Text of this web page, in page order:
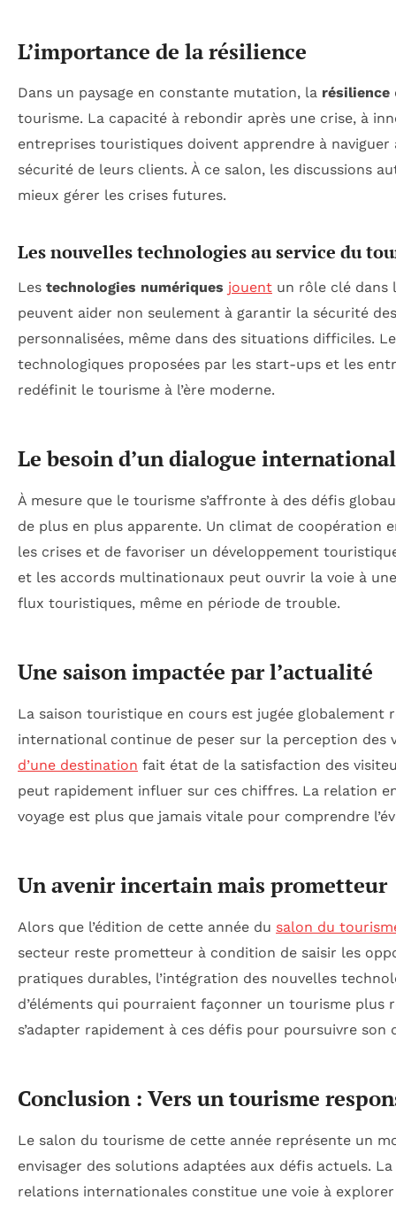
L’importance de la résilience
Dans un paysage en constante mutation, la résilience
tourisme. La capacité à rebondir après une crise, à
entreprises touristiques doivent apprendre à
sécurité de leurs clients. À ce salon, les discussions
mieux gérer les crises futures.
Les nouvelles technologies au service du
Les technologies numériques jouent un rôle clé dans
peuvent aider non seulement à garantir la sécurité
personnalisées, même dans des situations difficiles.
technologiques proposées par les start-ups et les
redéfinit le tourisme à l’ère moderne.
Le besoin d’un dialogue international
À mesure que le tourisme s’affronte à des défis
de plus en plus apparente. Un climat de
les crises et de favoriser un développement
et les accords multinationaux peut ouvrir la voie à
flux touristiques, même en période de trouble.
Une saison impactée par l’actualité
La saison touristique en cours est jugée globalement
international continue de peser sur la perception des
d’une destination fait état de la satisfaction des
peut rapidement influer sur ces chiffres. La relation
voyage est plus que jamais vitale pour comprendre
Un avenir incertain mais prometteur
Alors que l’édition de cette année du salon du
secteur reste prometteur à condition de saisir les
pratiques durables, l’intégration des nouvelles
d’éléments qui pourraient façonner un tourisme plus
s’adapter rapidement à ces défis pour poursuivre
Conclusion : Vers un tourisme
Le salon du tourisme de cette année représente un
envisager des solutions adaptées aux défis actuels.
relations internationales constitue une voie à